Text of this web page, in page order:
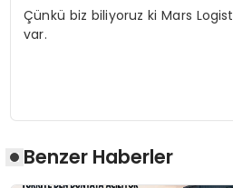
Çünkü biz biliyoruz ki Mars
var.
Benzer Haberler